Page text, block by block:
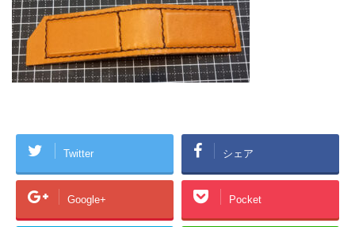
Twitter シェア
Google+ Pocket